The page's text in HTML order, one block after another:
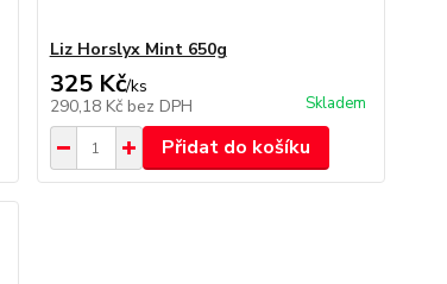
Liz Horslyx Mint 650g
325 Kč/ks
290,18 Kč bez DPH Skladem
Přidat do košíku